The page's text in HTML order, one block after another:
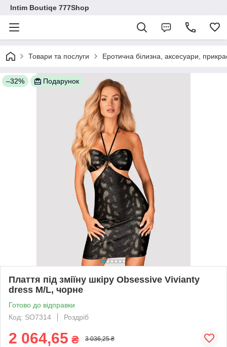
Intim Boutiqe 777Shop
Товари та послуги Еротична білизна, аксесуари,
–32% Подарунок
Плаття під зміїну шкіру Obsessive Vivianty
dress M/L, чорне
Готово до відправки
Код: SO7314
Роздріб
2 064,65 ₴ 3 036,25 ₴